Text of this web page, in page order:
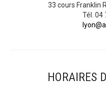
33 cours Franklin
Tél. 04
HORAIRES